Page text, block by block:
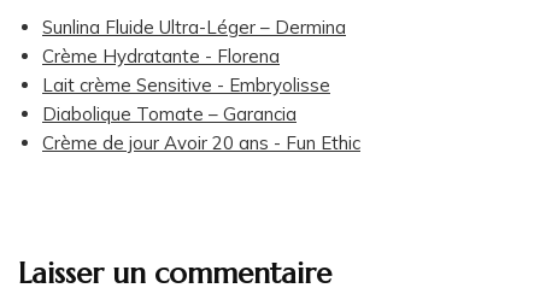
Sunlina Fluide Ultra-Léger – Dermina
Crème Hydratante - Florena
Lait crème Sensitive - Embryolisse
Diabolique Tomate – Garancia
Crème de jour Avoir 20 ans - Fun Ethic
Laisser un commentaire